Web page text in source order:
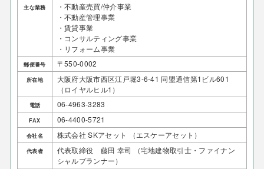
主な業務
・不動産売買/仲介事業
・不動産管理事業
・賃貸事業
・コンサルティング事業
・リフォーム事業
郵便番号 〒550-0002
所在地
大阪府大阪市西区江戸堀3-6-41 同盟通信第1ビル601
（ロイヤルヒル1）
電話 06-4963-3283
FAX 06-4400-5721
会社名 株式会社 SKアセット （エスケーアセット）
代表者
代表取締役 藤田 幸司 （宅地建物取引士・ファイナン
シャルプランナー）